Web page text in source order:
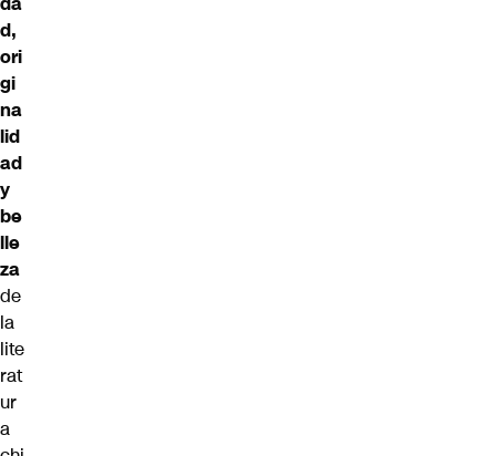
d,
ori
gi
na
lid
ad
y
be
lle
za
de
la
lite
rat
ur
a